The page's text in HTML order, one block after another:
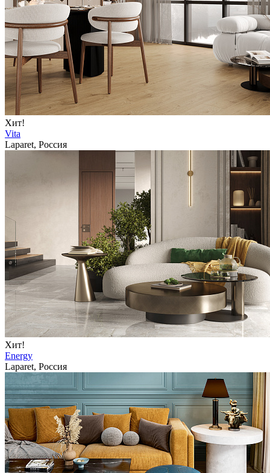
Хит!
Vita
Laparet, Россия
Хит!
Energy
Laparet, Россия